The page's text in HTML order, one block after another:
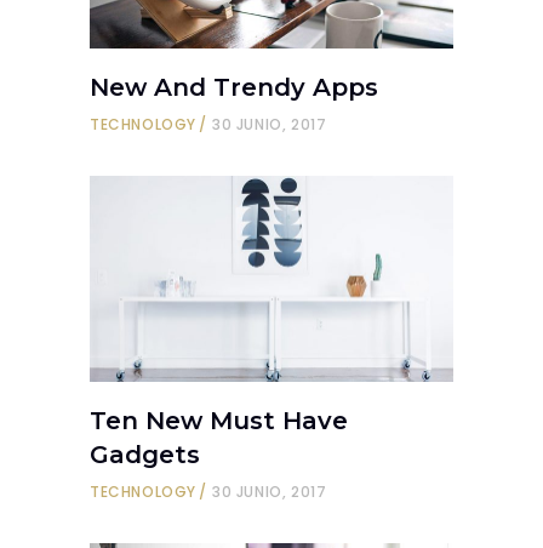
New And Trendy Apps
TECHNOLOGY 30 JUNIO, 2017
Ten New Must Have
Gadgets
TECHNOLOGY 30 JUNIO, 2017